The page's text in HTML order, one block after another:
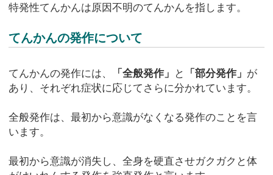
特発性てんかんは原因不明のてんかんを指します。
てんかんの発作について
てんかんの発作には、 「全般発作」 と 「部分発作」 が
あり、それぞれ症状に応じてさらに分かれています。
全般発作は、最初から意識がなくなる発作のことを言
います。
最初から意識が消失し、全身を硬直させガクガクと体